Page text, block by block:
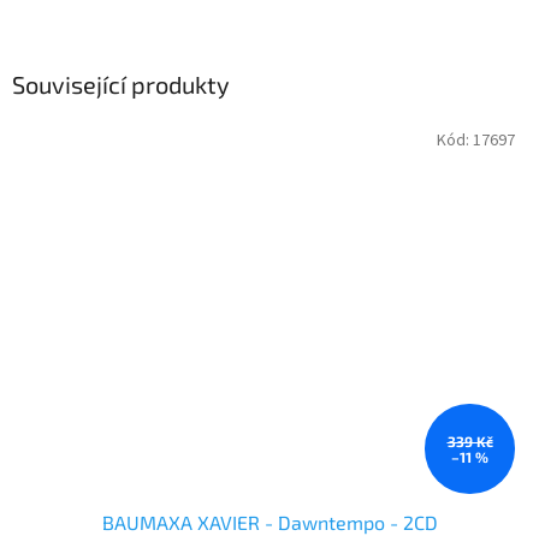
Související produkty
339 Kč
–11 %
BAUMAXA XAVIER - Dawntempo - 2CD
Kód: 17697